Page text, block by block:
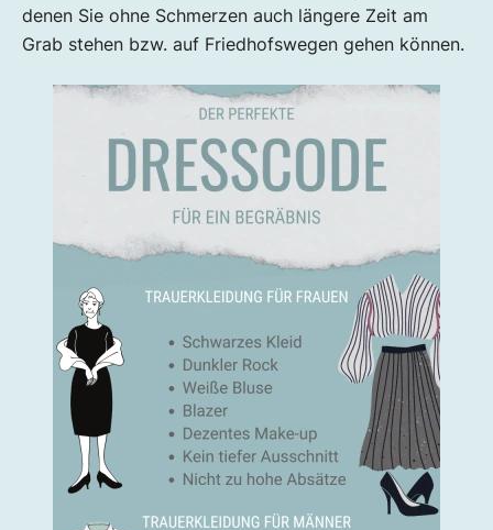
denen Sie ohne Schmerzen auch längere Zeit am
Grab stehen bzw. auf Friedhofswegen gehen können.